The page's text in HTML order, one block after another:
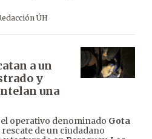
ÚH
a un
y
una
operativo denominado Gota
rescate de un ciudadano